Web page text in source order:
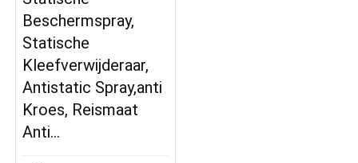
Beschermspray,
Statische
Kleefverwijderaar,
Antistatic Spray,anti
Kroes, Reismaat
Anti…